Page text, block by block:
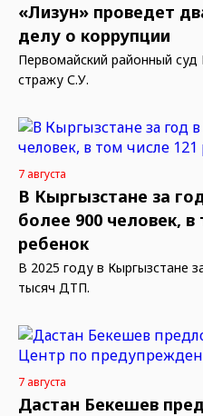
«Лизун» проведет
делу о коррупции
Первомайский районный
стражу С.У.
7 августа
В Кыргызстане за
более 900 человек, в
ребенок
В 2025 году в Кыргызстане
тысяч ДТП.
7 августа
Дастан Бекешев